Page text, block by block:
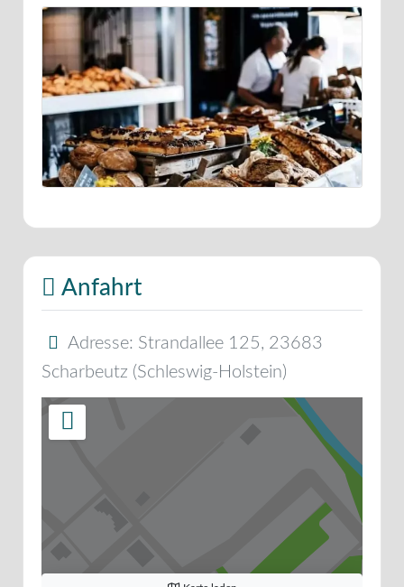
Anfahrt
Adresse: Strandallee 125, 23683
Scharbeutz (Schleswig-Holstein)